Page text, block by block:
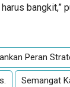
bangkit,”
Peran
Semangat